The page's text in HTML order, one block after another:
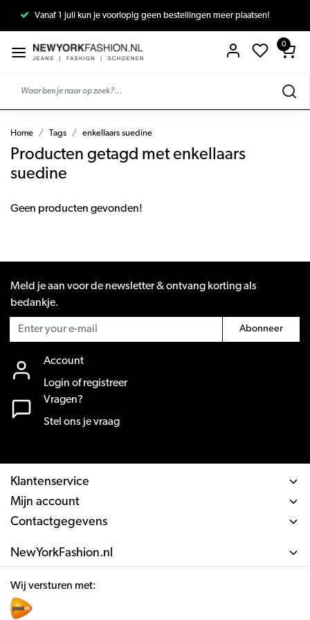
Vanaf 1 juli kun je voorlopig geen bestellingen meer plaatsen!
0
Home Tags enkellaars suedine
Producten getagd met enkellaars
suedine
Geen producten gevonden!
Meld je aan voor de newsletter & ontvang korting als
bedankje.
Abonneer
Account
Login of registreer
Vragen?
Stel ons je vraag
Klantenservice
Mijn account
Contactgegevens
NewYorkFashion.nl
Wij versturen met: